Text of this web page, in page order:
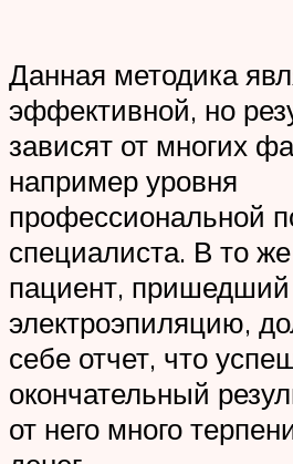
Данная методика
эффективной, но
зависят от многих
например уровня
профессиональной
специалиста. В то
пациент,
электроэпиляцию,
себе отчет, что
окончательный
от него много